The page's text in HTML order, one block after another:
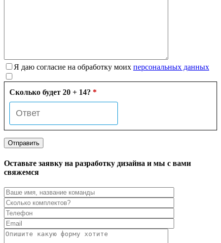
Я даю согласие на обработку моих персональных данных
Сколько будет 20 + 14? *
Оставьте заявку на разработку дизайна и мы с вами
свяжемся